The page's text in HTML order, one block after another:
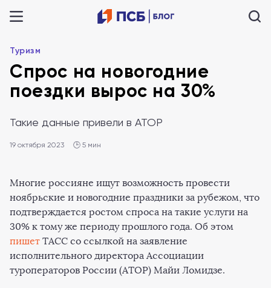
Туризм
Спрос на новогодние
поездки вырос на 30%
Такие данные привели в АТОР
19 октября 2023 🕒 5 мин
Многие россияне ищут возможность провести
ноябрьские и новогодние праздники за рубежом, что
подтверждается ростом спроса на такие услуги на
30% к тому же периоду прошлого года. Об этом
пишет ТАСС со ссылкой на заявление
исполнительного директора Ассоциации
туроператоров России (АТОР) Майи Ломидзе.